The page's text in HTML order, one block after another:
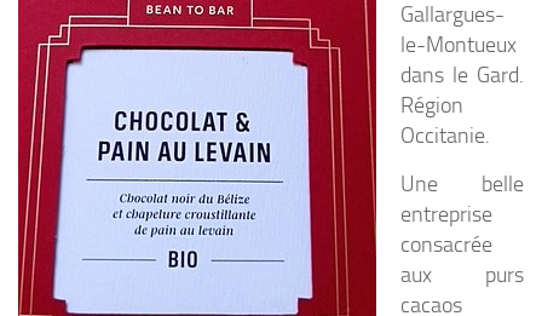
Gallargues-
le-Montueux
dans le Gard.
Région
Occitanie.
Une belle
entreprise
consacrée
aux purs
cacaos